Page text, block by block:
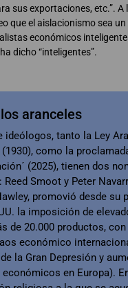
sus exportaciones, etc.”. A
que el aislacionismo sea
económicos
dicho “inteligentes”.
aranceles
ideólogos, tanto la Ley
como la
(2025), tienen dos
Smoot y Peter
promovió desde su
la imposición de
de 20.000 productos, con
económico
la Gran Depresión y
en Europa).